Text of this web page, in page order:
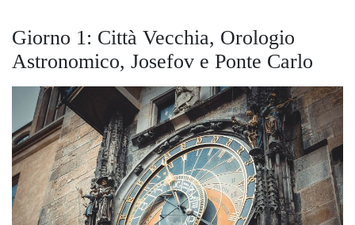
Giorno 1: Città Vecchia, Orologio
Astronomico, Josefov e Ponte Carlo